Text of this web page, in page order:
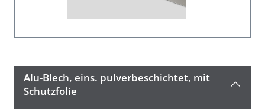
Alu-Blech, eins. pulverbeschichtet, mit
Schutzfolie